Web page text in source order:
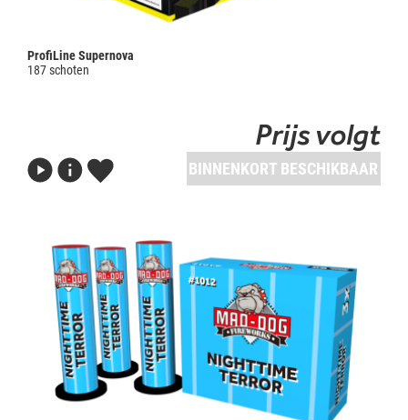
ProfiLine Supernova
187 schoten
Prijs volgt
BINNENKORT BESCHIKBAAR